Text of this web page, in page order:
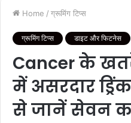
Home / ग्रूमिंग टिप्स
ग्रूमिंग टिप्स डाइट और फिटनेस
Cancer के
में असरदार
से जानें सेवन